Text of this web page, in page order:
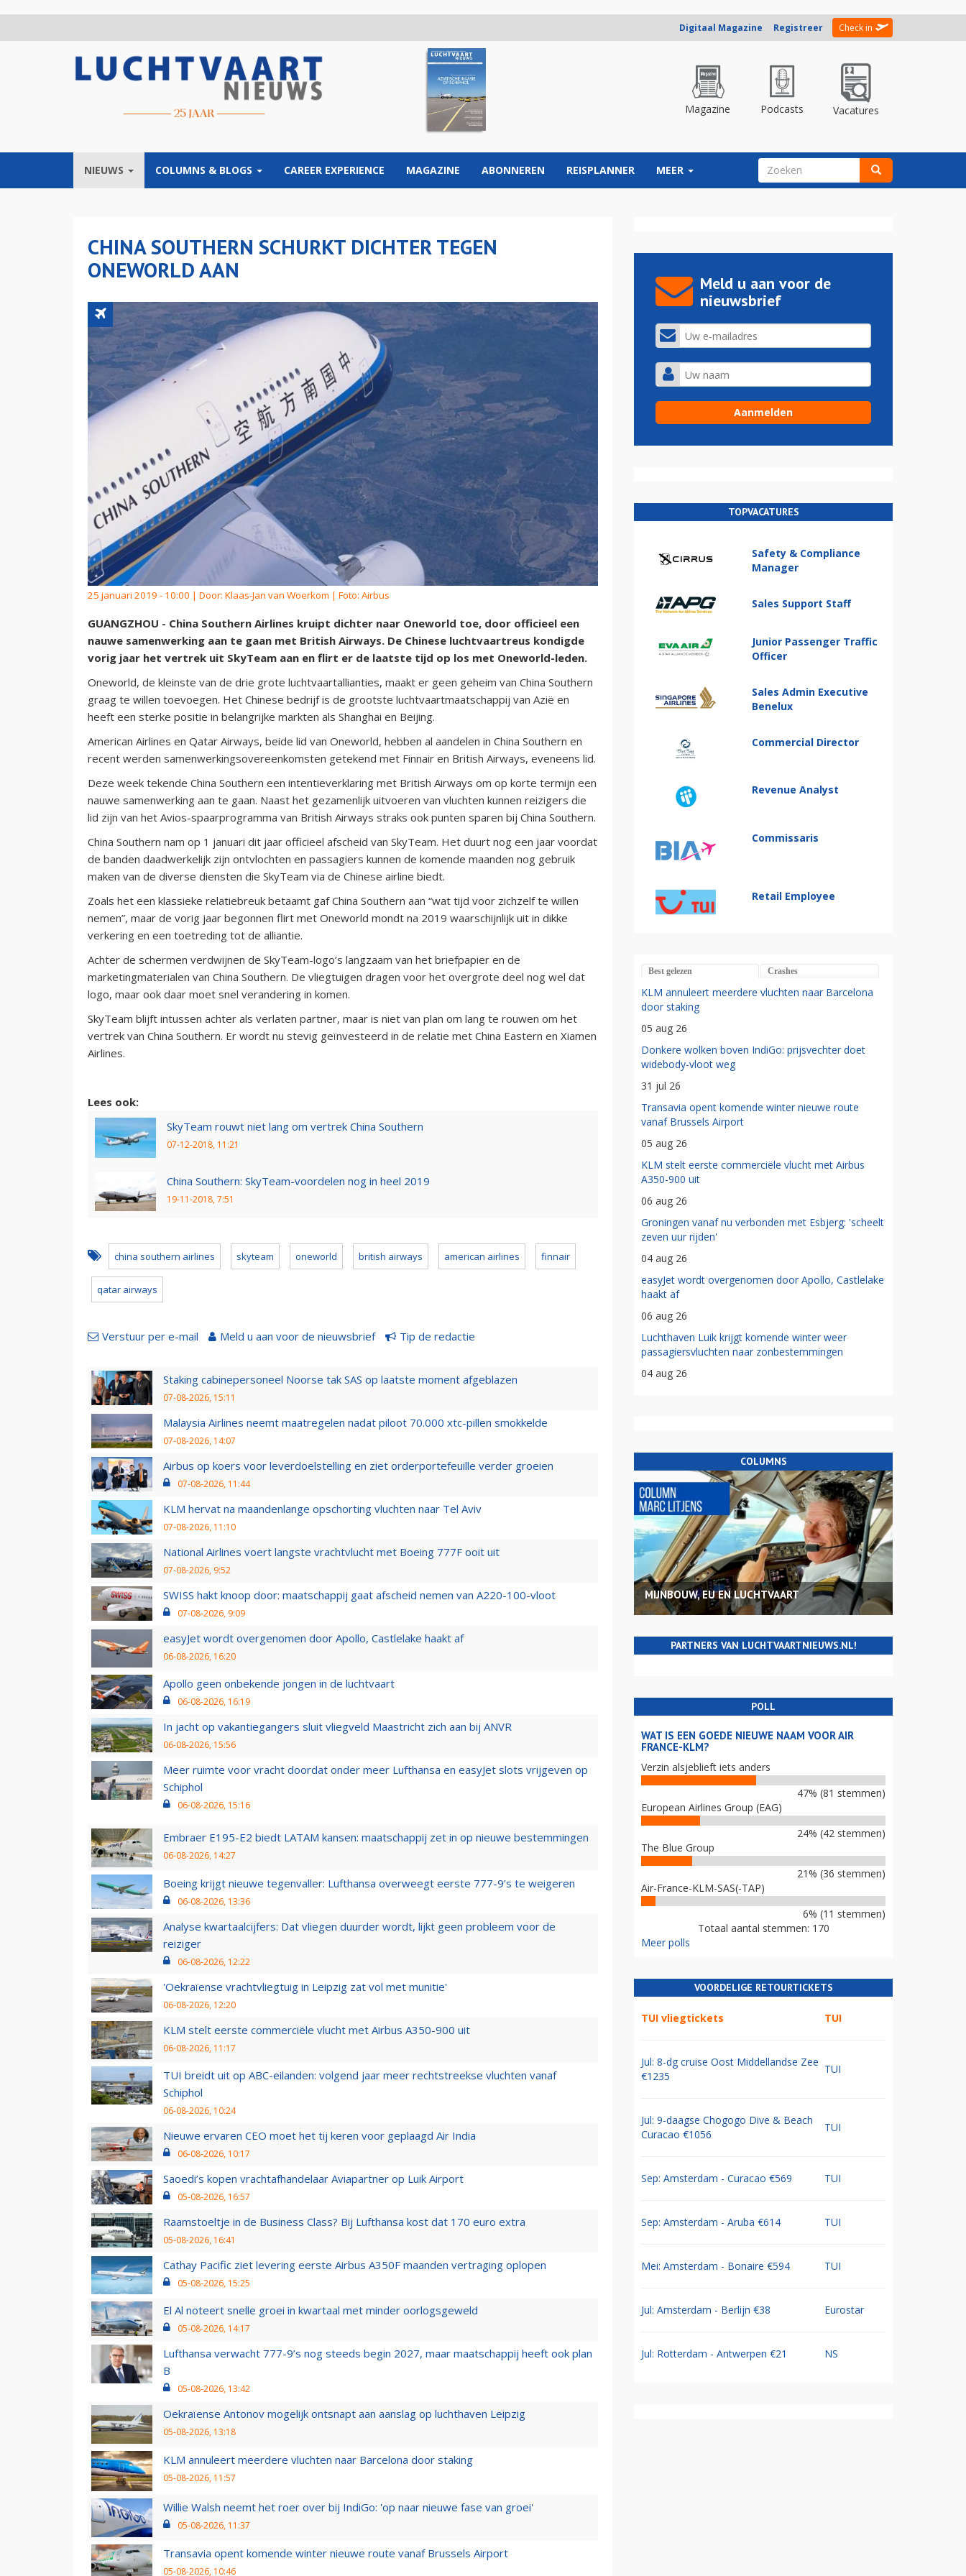
Digitaal Magazine Registreer Check in
Magazine Podcasts Vacatures
NIEUWS COLUMNS & BLOGS CAREER EXPERIENCE MAGAZINE ABONNEREN REISPLANNER MEER ZOEKVELD
CHINA SOUTHERN SCHURKT DICHTER TEGEN
ONEWORLD AAN
25 januari 2019 - 10:00 | Door: Klaas-Jan van Woerkom | Foto: Airbus
GUANGZHOU - China Southern Airlines kruipt dichter naar Oneworld toe, door officieel een
nauwe samenwerking aan te gaan met British Airways. De Chinese luchtvaartreus kondigde
vorig jaar het vertrek uit SkyTeam aan en flirt er de laatste tijd op los met Oneworld-leden.
Oneworld, de kleinste van de drie grote luchtvaartallianties, maakt er geen geheim van China Southern
graag te willen toevoegen. Het Chinese bedrijf is de grootste luchtvaartmaatschappij van Azië en
heeft een sterke positie in belangrijke markten als Shanghai en Beijing.
American Airlines en Qatar Airways, beide lid van Oneworld, hebben al aandelen in China Southern en
recent werden samenwerkingsovereenkomsten getekend met Finnair en British Airways, eveneens lid.
Deze week tekende China Southern een intentieverklaring met British Airways om op korte termijn een
nauwe samenwerking aan te gaan. Naast het gezamenlijk uitvoeren van vluchten kunnen reizigers die
lid zijn van het Avios-spaarprogramma van British Airways straks ook punten sparen bij China Southern.
China Southern nam op 1 januari dit jaar officieel afscheid van SkyTeam. Het duurt nog een jaar voordat
de banden daadwerkelijk zijn ontvlochten en passagiers kunnen de komende maanden nog gebruik
maken van de diverse diensten die SkyTeam via de Chinese airline biedt.
Zoals het een klassieke relatiebreuk betaamt gaf China Southern aan “wat tijd voor zichzelf te willen
nemen”, maar de vorig jaar begonnen flirt met Oneworld mondt na 2019 waarschijnlijk uit in dikke
verkering en een toetreding tot de alliantie.
Achter de schermen verdwijnen de SkyTeam-logo’s langzaam van het briefpapier en de
marketingmaterialen van China Southern. De vliegtuigen dragen voor het overgrote deel nog wel dat
logo, maar ook daar moet snel verandering in komen.
SkyTeam blijft intussen achter als verlaten partner, maar is niet van plan om lang te rouwen om het
vertrek van China Southern. Er wordt nu stevig geïnvesteerd in de relatie met China Eastern en Xiamen
Airlines.
Lees ook:
SkyTeam rouwt niet lang om vertrek China Southern
07-12-2018, 11:21
China Southern: SkyTeam-voordelen nog in heel 2019
19-11-2018, 7:51
china southern airlines skyteam oneworld british airways american airlines finnair
qatar airways
Verstuur per e-mail Meld u aan voor de nieuwsbrief Tip de redactie
Staking cabinepersoneel Noorse tak SAS op laatste moment afgeblazen
07-08-2026, 15:11
Malaysia Airlines neemt maatregelen nadat piloot 70.000 xtc-pillen smokkelde
07-08-2026, 14:07
Airbus op koers voor leverdoelstelling en ziet orderportefeuille verder groeien
07-08-2026, 11:44
KLM hervat na maandenlange opschorting vluchten naar Tel Aviv
07-08-2026, 11:10
National Airlines voert langste vrachtvlucht met Boeing 777F ooit uit
07-08-2026, 9:52
SWISS hakt knoop door: maatschappij gaat afscheid nemen van A220-100-vloot
07-08-2026, 9:09
easyJet wordt overgenomen door Apollo, Castlelake haakt af
06-08-2026, 16:20
Apollo geen onbekende jongen in de luchtvaart
06-08-2026, 16:19
In jacht op vakantiegangers sluit vliegveld Maastricht zich aan bij ANVR
06-08-2026, 15:56
Meer ruimte voor vracht doordat onder meer Lufthansa en easyJet slots vrijgeven op
Schiphol
06-08-2026, 15:16
Embraer E195-E2 biedt LATAM kansen: maatschappij zet in op nieuwe bestemmingen
06-08-2026, 14:27
Boeing krijgt nieuwe tegenvaller: Lufthansa overweegt eerste 777-9’s te weigeren
06-08-2026, 13:36
Analyse kwartaalcijfers: Dat vliegen duurder wordt, lijkt geen probleem voor de
reiziger
06-08-2026, 12:22
'Oekraïense vrachtvliegtuig in Leipzig zat vol met munitie'
06-08-2026, 12:20
KLM stelt eerste commerciële vlucht met Airbus A350-900 uit
06-08-2026, 11:17
TUI breidt uit op ABC-eilanden: volgend jaar meer rechtstreekse vluchten vanaf
Schiphol
06-08-2026, 10:24
Nieuwe ervaren CEO moet het tij keren voor geplaagd Air India
06-08-2026, 10:17
Saoedi’s kopen vrachtafhandelaar Aviapartner op Luik Airport
05-08-2026, 16:57
Raamstoeltje in de Business Class? Bij Lufthansa kost dat 170 euro extra
05-08-2026, 16:41
Cathay Pacific ziet levering eerste Airbus A350F maanden vertraging oplopen
05-08-2026, 15:25
El Al noteert snelle groei in kwartaal met minder oorlogsgeweld
05-08-2026, 14:17
Lufthansa verwacht 777-9’s nog steeds begin 2027, maar maatschappij heeft ook plan
B
05-08-2026, 13:42
Oekraïense Antonov mogelijk ontsnapt aan aanslag op luchthaven Leipzig
05-08-2026, 13:18
KLM annuleert meerdere vluchten naar Barcelona door staking
05-08-2026, 11:57
Willie Walsh neemt het roer over bij IndiGo: 'op naar nieuwe fase van groei'
05-08-2026, 11:37
Transavia opent komende winter nieuwe route vanaf Brussels Airport
05-08-2026, 10:46
Meld u aan voor de
nieuwsbrief
TOPVACATURES
Safety & Compliance
Manager
Sales Support Staff
Junior Passenger Traffic
Officer
Sales Admin Executive
Benelux
Commercial Director
Revenue Analyst
Commissaris
Retail Employee
Best gelezen Crashes
KLM annuleert meerdere vluchten naar Barcelona
door staking
05 aug 26
Donkere wolken boven IndiGo: prijsvechter doet
widebody-vloot weg
31 jul 26
Transavia opent komende winter nieuwe route
vanaf Brussels Airport
05 aug 26
KLM stelt eerste commerciële vlucht met Airbus
A350-900 uit
06 aug 26
Groningen vanaf nu verbonden met Esbjerg: 'scheelt
zeven uur rijden'
04 aug 26
easyJet wordt overgenomen door Apollo, Castlelake
haakt af
06 aug 26
Luchthaven Luik krijgt komende winter weer
passagiersvluchten naar zonbestemmingen
04 aug 26
COLUMNS
MIJNBOUW, EU EN LUCHTVAART
PARTNERS VAN LUCHTVAARTNIEUWS.NL!
POLL
WAT IS EEN GOEDE NIEUWE NAAM VOOR AIR
FRANCE-KLM?
Verzin alsjeblieft iets anders
47% (81 stemmen)
European Airlines Group (EAG)
24% (42 stemmen)
The Blue Group
21% (36 stemmen)
Air-France-KLM-SAS(-TAP)
6% (11 stemmen)
Totaal aantal stemmen: 170
Meer polls
VOORDELIGE RETOURTICKETS
TUI vliegtickets TUI
Jul: 8-dg cruise Oost Middellandse Zee
€1235
TUI
Jul: 9-daagse Chogogo Dive & Beach
Curacao €1056
TUI
Sep: Amsterdam - Curacao €569 TUI
Sep: Amsterdam - Aruba €614 TUI
Mei: Amsterdam - Bonaire €594 TUI
Jul: Amsterdam - Berlijn €38 Eurostar
Jul: Rotterdam - Antwerpen €21 NS